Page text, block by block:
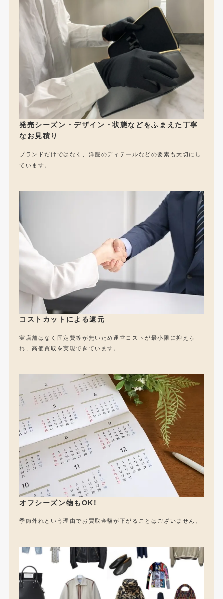
発売シーズン・デザイン・状態などをふまえた丁寧
なお見積り
ブランドだけではなく、洋服のディテールなどの要素も大切にし
ています。
コストカットによる還元
実店舗はなく固定費等が無いため運営コストが最小限に抑えら
れ、高価買取を実現できています。
オフシーズン物もOK!
季節外れという理由でお買取金額が下がることはございません。